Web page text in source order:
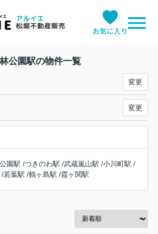
お気に入り
公園駅の物件一覧
変更
変更
園駅 /つきのわ駅 /武蔵嵐山駅 /小川町駅 /
/若葉駅 /鶴ヶ島駅 /霞ヶ関駅